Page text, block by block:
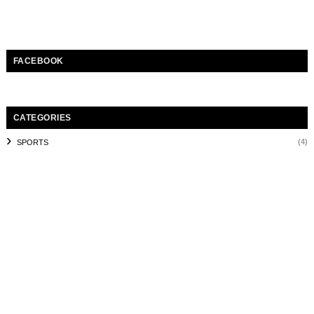
FACEBOOK
CATEGORIES
SPORTS (4)